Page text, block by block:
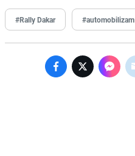
#Rally Dakar #automobilizam